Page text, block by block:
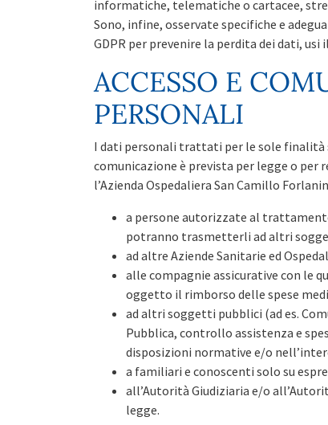
informatiche, telematiche o cartacee,
Sono, infine, osservate specifiche e
GDPR per prevenire la perdita dei dati,
ACCESSO E
PERSONALI
I dati personali trattati per le sole finalità
comunicazione è prevista per legge o per
l’Azienda Ospedaliera San Camillo
a persone autorizzate al
potranno trasmetterli ad altri
ad altre Aziende Sanitarie ed
alle compagnie assicurative con le
oggetto il rimborso delle spese
ad altri soggetti pubblici (ad es.
Pubblica, controllo assistenza e
disposizioni normative e/o
a familiari e conoscenti solo su
all’Autorità Giudiziaria e/o
legge.